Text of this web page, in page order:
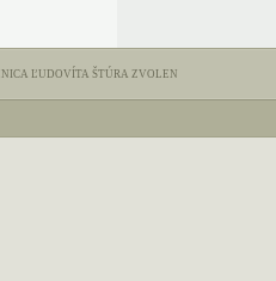
ĽUDOVÍTA ŠTÚRA ZVOLEN